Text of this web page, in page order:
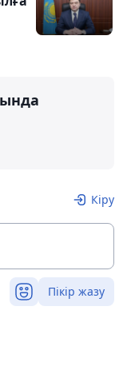
Кіру
Пікір жазу